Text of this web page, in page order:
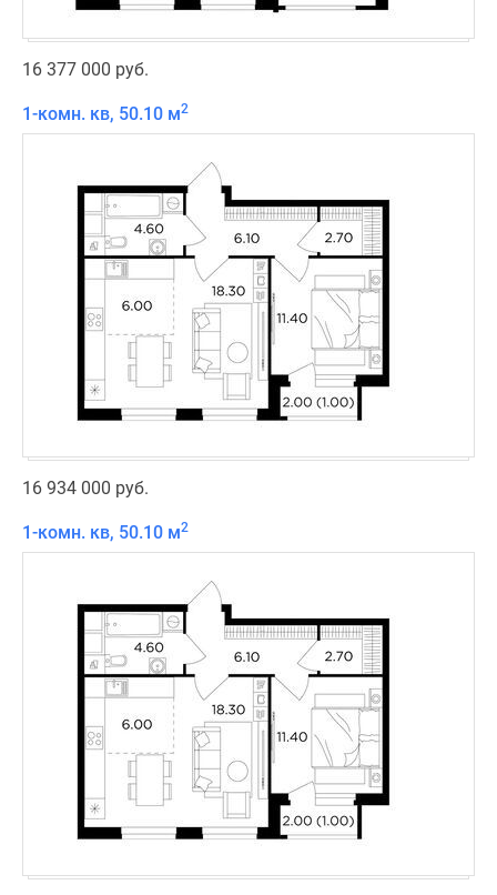
16 377 000 руб.
1-комн. кв, 50.10 м2
16 934 000 руб.
1-комн. кв, 50.10 м2